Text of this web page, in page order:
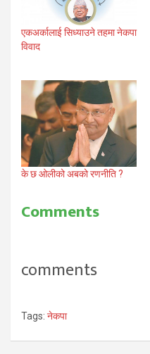
एकअर्कालाई सिध्याउने तहमा नेकपा
विवाद
के छ ओलीको अबको रणनीति ?
Comments
comments
Tags: नेकपा